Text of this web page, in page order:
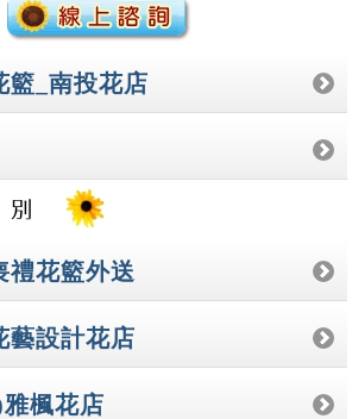
籃_南投花店
禮花籃外送
藝設計花店
楓花店